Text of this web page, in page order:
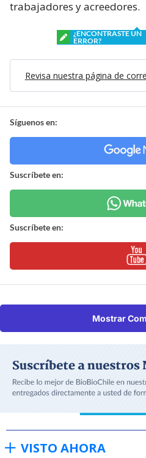
trabajadores y acreedores.
¿ENCONTRASTE UN
ERROR?
Revisa nuestra página de
Síguenos en:
Suscríbete en:
Suscríbete en:
Mostrar
VISTO AHORA